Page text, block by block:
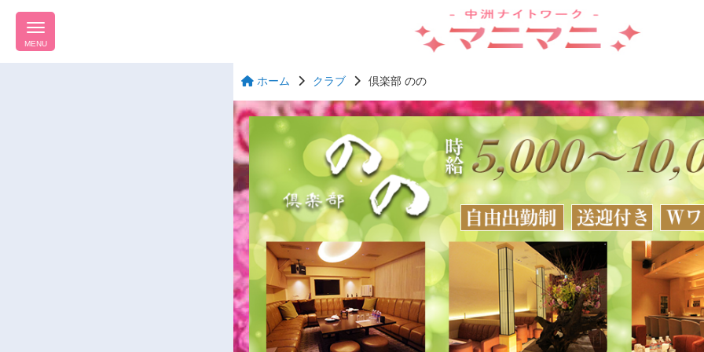
MENU
ホーム クラブ 倶楽部 のの